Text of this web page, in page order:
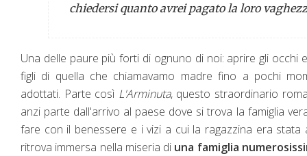
chiedersi quanto avrei pagato la loro
Una delle paure più forti di ognuno di noi: aprire gli occhi
figli di quella che chiamavamo madre fino a pochi
adottati. Parte così L'Arminuta, questo straordinario
anzi parte dall'arrivo al paese dove si trova la famiglia
fare con il benessere e i vizi a cui la ragazzina era stata
ritrova immersa nella miseria di una famiglia